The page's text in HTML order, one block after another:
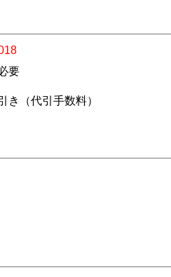
要
き（代引手数料）